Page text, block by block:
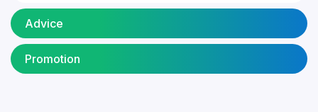
Advice
Promotion